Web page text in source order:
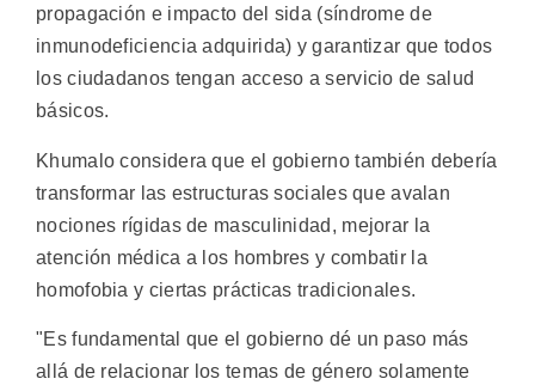
propagación e impacto del sida (síndrome de
inmunodeficiencia adquirida) y garantizar que todos
los ciudadanos tengan acceso a servicio de salud
básicos.
Khumalo considera que el gobierno también debería
transformar las estructuras sociales que avalan
nociones rígidas de masculinidad, mejorar la
atención médica a los hombres y combatir la
homofobia y ciertas prácticas tradicionales.
"Es fundamental que el gobierno dé un paso más
allá de relacionar los temas de género solamente